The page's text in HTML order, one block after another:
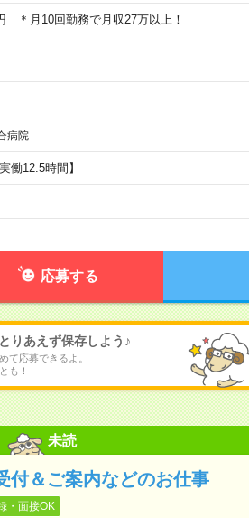
＊月10回勤務で月収27万以上！
病院
働12.5時間】
応募する
りあえず保存しよう♪
て応募できるよ。
も！
未読
付＆ご案内などのお仕事
・面接OK